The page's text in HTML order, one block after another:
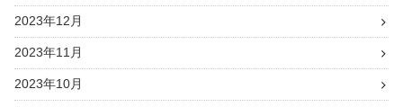
2023年12月
2023年11月
2023年10月